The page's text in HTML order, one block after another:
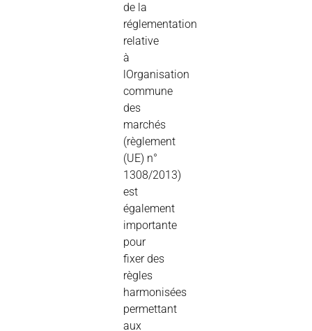
de la
réglementation
relative
à
lOrganisation
commune
des
marchés
(règlement
(UE) n°
1308/2013)
est
également
importante
pour
fixer des
règles
harmonisées
permettant
aux